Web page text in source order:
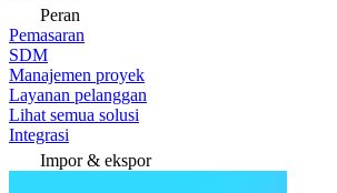
Peran
Pemasaran
SDM
Manajemen proyek
Layanan pelanggan
Lihat semua solusi
Integrasi
Impor & ekspor